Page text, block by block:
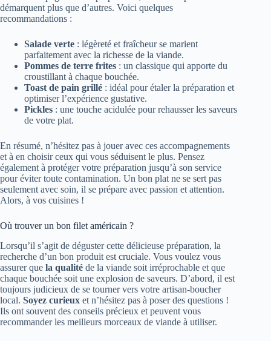
démarquent plus que d’autres. Voici quelques
recommandations :
Salade verte : légèreté et fraîcheur se marient
parfaitement avec la richesse de la viande.
Pommes de terre frites : un classique qui apporte du
croustillant à chaque bouchée.
Toast de pain grillé : idéal pour étaler la préparation et
optimiser l’expérience gustative.
Pickles : une touche acidulée pour rehausser les saveurs
de votre plat.
En résumé, n’hésitez pas à jouer avec ces accompagnements
et à en choisir ceux qui vous séduisent le plus. Pensez
également à protéger votre préparation jusqu’à son service
pour éviter toute contamination. Un bon plat ne se sert pas
seulement avec soin, il se prépare avec passion et attention.
Alors, à vos cuisines !
Où trouver un bon filet américain ?
Lorsqu’il s’agit de déguster cette délicieuse préparation, la
recherche d’un bon produit est cruciale. Vous voulez vous
assurer que la qualité de la viande soit irréprochable et que
chaque bouchée soit une explosion de saveurs. D’abord, il est
toujours judicieux de se tourner vers votre artisan-boucher
local. Soyez curieux et n’hésitez pas à poser des questions !
Ils ont souvent des conseils précieux et peuvent vous
recommander les meilleurs morceaux de viande à utiliser.